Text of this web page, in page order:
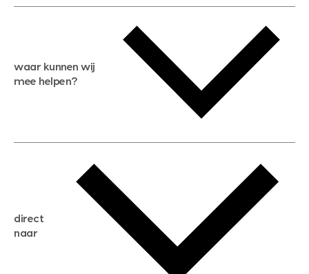
waar kunnen wij
mee helpen?
gratis zoekservice
huis verkopen
huis kopen
direct
naar